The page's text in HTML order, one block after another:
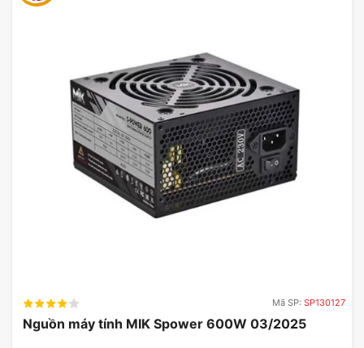
Mã SP: SP130127
Nguồn máy tính MIK Spower 600W 03/2025